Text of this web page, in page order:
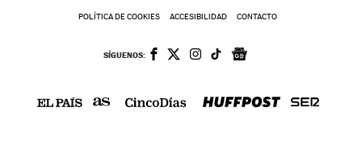
POLÍTICA DE COOKIES ACCESIBILIDAD CONTACTO
SÍGUENOS: